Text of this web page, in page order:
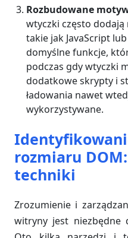
Rozbudowane
wtyczki często
takie jak JavaScript
domyślne funkcje,
podczas gdy wtyczki
dodatkowe skrypty i
ładowania nawet
wykorzystywane.
rozmiaru
techniki
Zrozumienie i
witryny jest niezbędne